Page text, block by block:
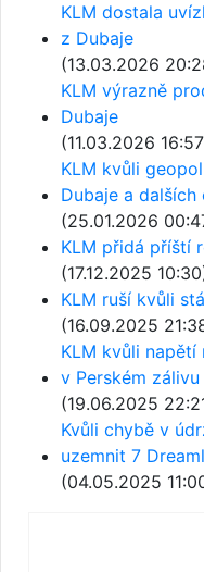
KLM dostala
z Dubaje
(13.03.2026
KLM výrazně
Dubaje
(11.03.2026
KLM kvůli
Dubaje a
(25.01.2026
KLM přidá příští
(17.12.2025
KLM ruší kvůli
(16.09.2025
KLM kvůli
v Perském zálivu
(19.06.2025
Kvůli chybě v
uzemnit 7
(04.05.2025